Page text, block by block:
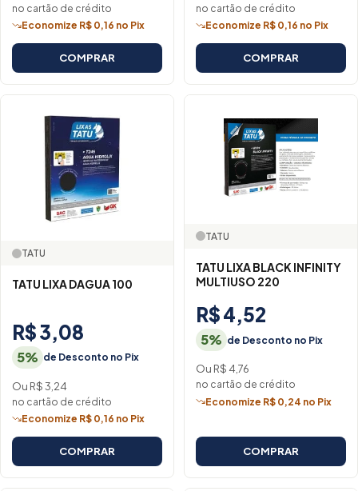
no cartão de crédito
Economize R$ 0,16 no Pix
COMPRAR
no cartão de crédito
Economize R$ 0,16 no Pix
COMPRAR
TATU
TATU LIXA DAGUA 100
R$ 3,08
5% de Desconto no Pix
Ou R$ 3,24
no cartão de crédito
Economize R$ 0,16 no Pix
COMPRAR
TATU
TATU LIXA BLACK INFINITY
MULTIUSO 220
R$ 4,52
5% de Desconto no Pix
Ou R$ 4,76
no cartão de crédito
Economize R$ 0,24 no Pix
COMPRAR